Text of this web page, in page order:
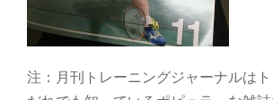
注：月刊トレーニングジャーナルは